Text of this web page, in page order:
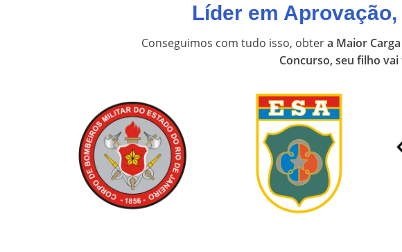
Líder em
Conseguimos com tudo isso, obtera Maior
Concurso, seu filho